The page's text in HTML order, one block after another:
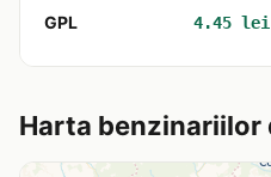
GPL 4.45 lei
Harta benzinariilor